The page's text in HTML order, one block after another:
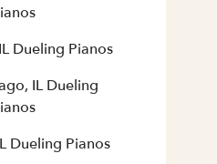
Dueling Pianos
IL Dueling
Dueling Pianos